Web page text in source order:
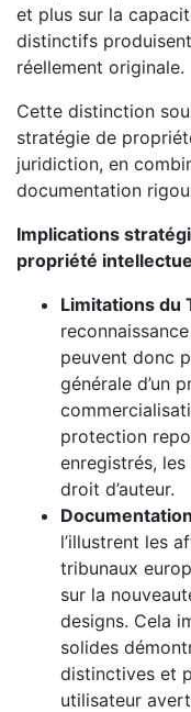
et plus sur la
distinctifs
réellement originale.
Cette distinction
stratégie de
juridiction, en
documentation
Implications
propriété
Limitations du
peuvent donc
générale d’un
protection
enregistrés,
droit d’auteur.
l’illustrent les
tribunaux
sur la
designs. Cela
solides
distinctives et
utilisateur